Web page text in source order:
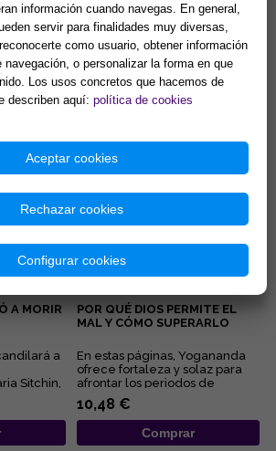
contacto
el
Éstas son
ALEGRÍA
Esta deliciosa colección de
libritos en formato bolsillo te
acercará a los pensamientos
de Elizabeth Clare Pro...
A MORIR
a
Sitchin,
sus
POR QUÉ DIOS PERMITE EL
MAL Y CÓMO SUPERARLO
En estas páginas, Yogananda
ofrece fortaleza y solaz para
afrontar los periodos de
adversidad al esclarecer lo...
10,48 €
Comprar
información cuando navegas. En general,
servir para finalidades muy diversas,
como usuario, obtener información
o personalizar la forma en que
Los usos concretos que hacemos de
describen aquí: política de cookies
Aceptar cookies
Rechazar cookies
Configurar cookies